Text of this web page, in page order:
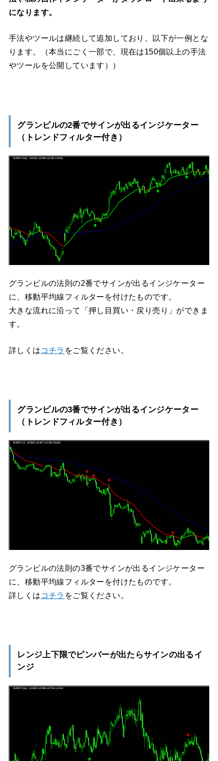
になります。
手法やツールは継続して追加しており、以下が一例とな
ります。（本当にごく一部で、現在は150個以上の手法
やツールを公開しています））
グランビルの2番でサインが出るインジケーター
（トレンドフィルター付き）
グランビルの法則の2番でサインが出るインジケーター
に、移動平均線フィルターを付けたものです。
大きな流れに沿って「押し目買い・戻り売り」ができま
す。
詳しくは コチラ をご覧ください。
グランビルの3番でサインが出るインジケーター
（トレンドフィルター付き）
グランビルの法則の3番でサインが出るインジケーター
に、移動平均線フィルターを付けたものです。
詳しくは コチラ をご覧ください。
レンジ上下限でピンバーが出たらサインの出るイ
ンジ